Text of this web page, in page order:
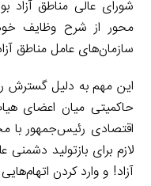
شورای عالی مناطق آزاد
محور از شرح وظایف خود
سازمان‌های عامل مناطق
این مهم به دلیل گسترش
حاکمیتی میان اعضای
اقتصادی رئیس‌جمهور با
لازم برای بازتولید
آزاد! و وارد کردن